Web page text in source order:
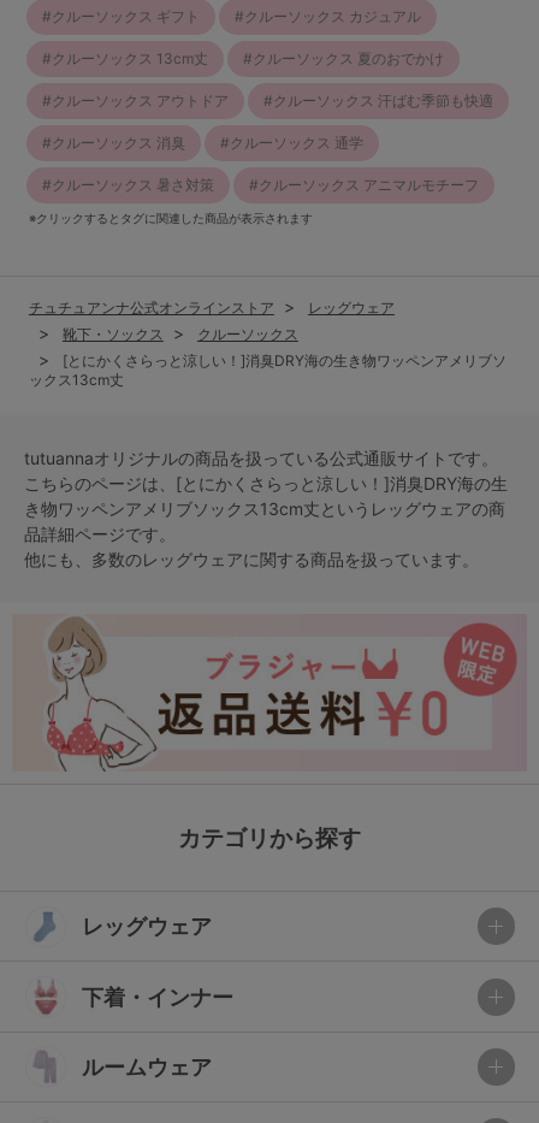
クルーソックス ギフト クルーソックス カジュアル
クルーソックス 13cm丈 クルーソックス 夏のおでかけ
クルーソックス アウトドア クルーソックス 汗ばむ季節も快適
クルーソックス 消臭 クルーソックス 通学
クルーソックス 暑さ対策 クルーソックス アニマルモチーフ
※クリックするとタグに関連した商品が表示されます
チュチュアンナ公式オンラインストア
レッグウェア
靴下・ソックス
クルーソックス
[とにかくさらっと涼しい！]消臭DRY海の生き物ワッペンアメリブソ
ックス13cm丈
tutuannaオリジナルの商品を扱っている公式通販サイトです。
こちらのページは、[とにかくさらっと涼しい！]消臭DRY海の生
き物ワッペンアメリブソックス13cm丈という レッグウェアの商
品詳細ページです。
他にも、多数のレッグウェアに関する商品を扱っています。
カテゴリから探す
レッグウェア
下着・インナー
ルームウェア